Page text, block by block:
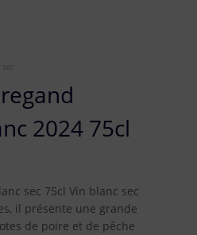
2024 75cl
sec 75cl Vin blanc sec
il présente une grande
de poire et de pêche